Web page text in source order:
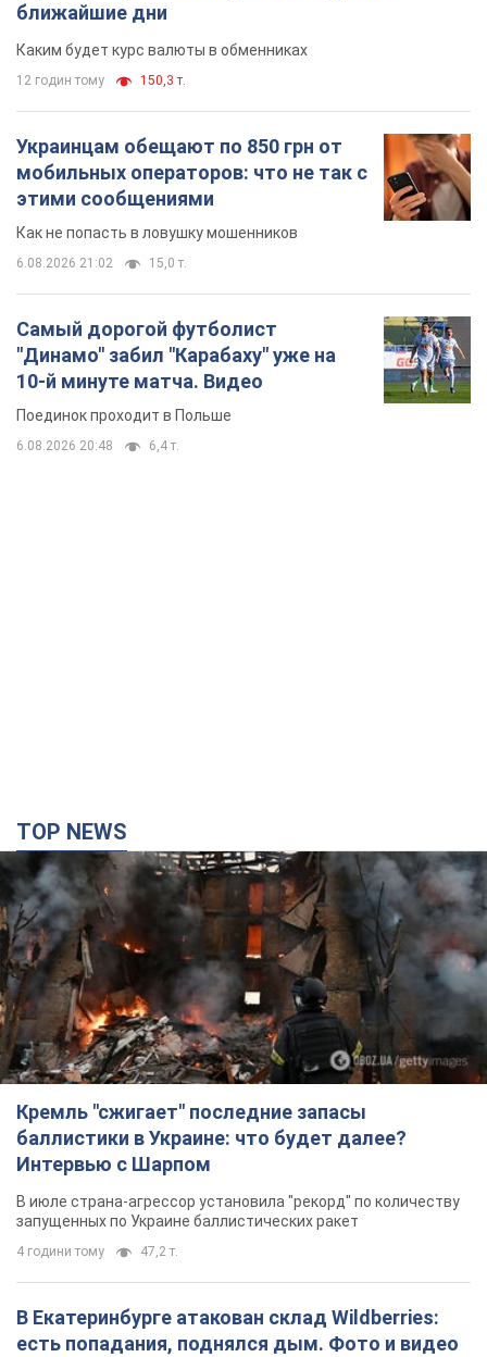
ближайшие дни
Каким будет курс валюты в обменниках
12 годин тому 150,3 т.
Украинцам обещают по 850 грн от
мобильных операторов: что не так с
этими сообщениями
Как не попасть в ловушку мошенников
6.08.2026 21:02 15,0 т.
Самый дорогой футболист
"Динамо" забил "Карабаху" уже на
10-й минуте матча. Видео
Поединок проходит в Польше
6.08.2026 20:48 6,4 т.
TOP NEWS
Кремль "сжигает" последние запасы
баллистики в Украине: что будет далее?
Интервью с Шарпом
В июле страна-агрессор установила "рекорд" по количеству
запущенных по Украине баллистических ракет
4 години тому 47,2 т.
В Екатеринбурге атакован склад Wildberries:
есть попадания, поднялся дым. Фото и видео